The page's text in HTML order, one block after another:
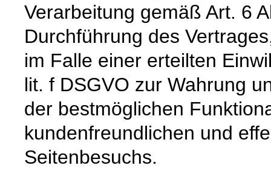
Verarbeitung gemäß Art. 6
Durchführung des
im Falle einer erteilten
lit. f DSGVO zur Wahrung
der bestmöglichen
kundenfreundlichen und
Seitenbesuchs.